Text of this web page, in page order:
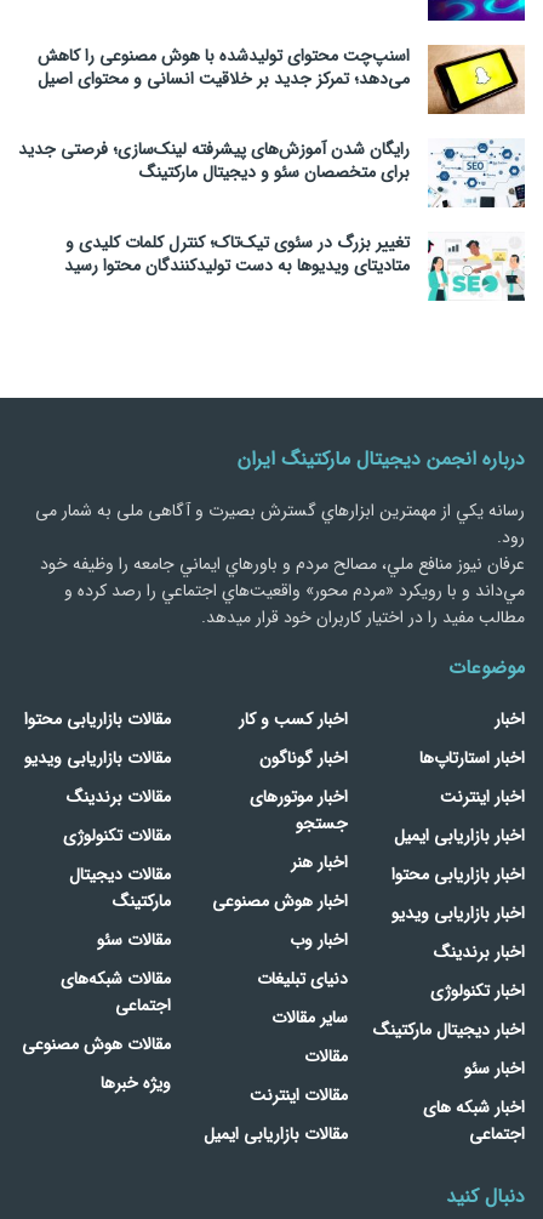
اسنپ‌چت محتوای تولیدشده با هوش مصنوعی را کاهش
می‌دهد؛ تمرکز جدید بر خلاقیت انسانی و محتوای اصیل
رایگان شدن آموزش‌های پیشرفته لینک‌سازی؛ فرصتی جدید
برای متخصصان سئو و دیجیتال مارکتینگ
تغییر بزرگ در سئوی تیک‌تاک؛ کنترل کلمات کلیدی و
متادیتای ویدیوها به دست تولیدکنندگان محتوا رسید
درباره انجمن دیجیتال مارکتینگ ایران
رسانه يكي از مهمترین ابزارهاي گسترش بصیرت و آگاهی ملی به شمار می
رود.
عرفان نیوز منافع ملي، مصالح مردم و باورهاي ايماني جامعه را وظيفه خود
مي‌داند و با رويكرد «مردم‌ محور» واقعيت‌هاي اجتماعي را رصد کرده و
مطالب مفید را در اختیار کاربران خود قرار میدهد.
موضوعات
اخبار
اخبار استارتاپ‌ها
اخبار اینترنت
اخبار بازاریابی ایمیل
اخبار بازاریابی محتوا
اخبار بازاریابی ویدیو
اخبار برندینگ
اخبار تکنولوژی
اخبار دیجیتال مارکتینگ
اخبار سئو
اخبار شبکه های
اجتماعی
اخبار کسب و کار
اخبار گوناگون
اخبار موتورهای
جستجو
اخبار هنر
اخبار هوش مصنوعی
اخبار وب
دنیای تبلیغات
سایر مقالات
مقالات
مقالات اینترنت
مقالات بازاریابی ایمیل
مقالات بازاریابی محتوا
مقالات بازاریابی ویدیو
مقالات برندینگ
مقالات تکنولوژی
مقالات دیجیتال
مارکتینگ
مقالات سئو
مقالات شبکه‌های
اجتماعی
مقالات هوش مصنوعی
ویژه خبرها
دنبال کنید